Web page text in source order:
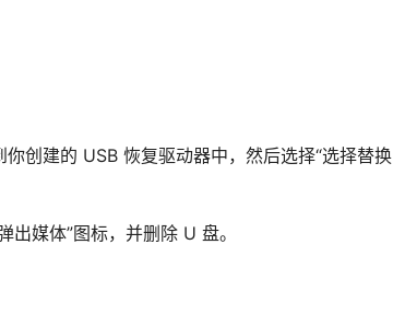
创建的 USB 恢复驱动器中，然后选择“选择替换
媒体”图标，并删除 U 盘。